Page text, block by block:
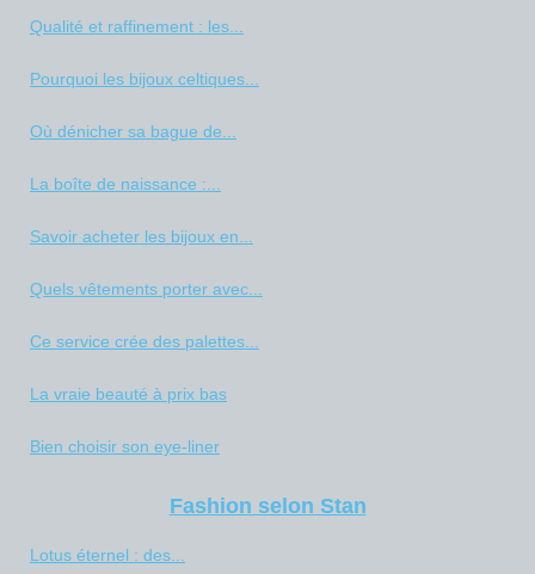
Qualité et raffinement : les...
Pourquoi les bijoux celtiques...
Où dénicher sa bague de...
La boîte de naissance :...
Savoir acheter les bijoux en...
Quels vêtements porter avec...
Ce service crée des palettes...
La vraie beauté à prix bas
Bien choisir son eye-liner
Fashion selon Stan
Lotus éternel : des...